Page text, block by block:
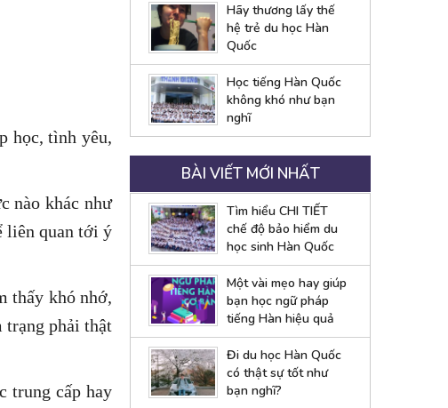
học, tình yêu,
nào khác như
liên quan tới ý
thấy khó nhớ,
trạng phải thật
trung cấp hay
Hãy thương lấy thế
hệ trẻ du học Hàn
Quốc
Học tiếng Hàn Quốc
không khó như bạn
nghĩ
BÀI VIẾT MỚI NHẤT
Tìm hiểu CHI TIẾT
chế độ bảo hiểm du
học sinh Hàn Quốc
Một vài mẹo hay giúp
bạn học ngữ pháp
tiếng Hàn hiệu quả
Đi du học Hàn Quốc
có thật sự tốt như
bạn nghĩ?